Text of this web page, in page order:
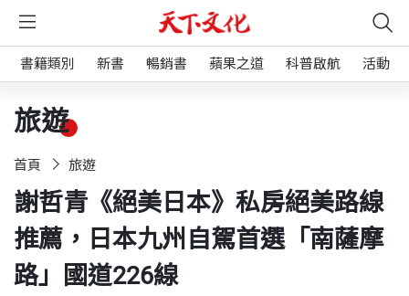
書籍類別 新書 暢銷書 蘋果之道 科普啟航 活動
旅遊
首頁 旅遊
謝哲青《絕美日本》私房絕美路線
推薦，日本九州自駕首選「南薩摩
路」國道226線